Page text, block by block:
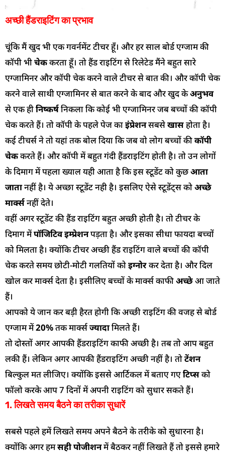
अच्छी हैंडराइटिंग का प्रभाव
चूंकि मैं खुद भी एक गवर्नमेंट टीचर हूँ। और हर साल बोर्ड एग्जाम की
कॉपी भीचेककरता हूँ। तो हैंड राइटिंग से रिलेटेड मैंने बहुत सारे
एग्जामिनर और कॉपी चेक करने वाले टीचर से बात की। और कॉपी चेक
करने वाले साथी एग्जामिनर से बात करने के बाद और खुद केअनुभव
से एक हीनिष्कर्षनिकला कि कोई भी एग्जामिनर जब बच्चों की कॉपी
चेक करते हैं। तो कॉपी के पहले पेज काइंप्रेशनसबसेखासहोता है।
कई टीचर्स ने तो यहां तक बोल दिया कि जब वो लोग बच्चों कीकॉपी
चेककरते हैं। और कॉपी में बहुत गंदी हैंडराइटिंग होती है। तो उन लोगों
के दिमाग में पहला ख्याल यही आता है कि इस स्टूडेंट को कुछआता
जातानहीं है। ये अच्छा स्टूडेंट नही है। इसलिए ऐसे स्टूडेंट्स कोअच्छे
मार्क्सनहीं देते।
वहीं अगर स्टूडेंट की हैंड राइटिंग बहुत अच्छी होती है। तो टीचर के
दिमाग मेंपॉजिटिव इम्प्रेशनपड़ता है। और इसका सीधा फायदा बच्चों
को मिलता है। क्योंकि टीचर अच्छी हैंड राइटिंग वाले बच्चों की कॉपी
चेक करते समय छोटी-मोटी गलतियों कोइग्नोरकर देता है। और दिल
खोल कर मार्क्स देता है। इसीलिए बच्चों के मार्क्स काफीअच्छेआ जाते
हैं।
आपको ये जान कर बड़ी हैरत होगी कि अच्छी राइटिंग की वजह से बोर्ड
एग्जाम में20%तक मार्क्सज्यादामिलते हैं।
तो दोस्तों अगर आपकी हैंडराइटिंग काफी अच्छी है। तब तो आप बहुत
लकी हैं। लेकिन अगर आपकी हैंडराइटिंग अच्छी नहीं है। तोटेंशन
बिल्कुल मत लीजिए। क्योंकि इससे आर्टिकल में बताए गएटिप्सको
फॉलो करके आप 7 दिनों में अपनी राइटिंग को सुधार सकते हैं।
1. लिखते समय बैठने का तरीका सुधारें
सबसे पहले हमें लिखते समय अपने बैठने के तरीके को सुधारना है।
क्योंकि अगर हमसही पोजीशनमें बैठकर नहीं लिखते हैं तो इससे हमारे